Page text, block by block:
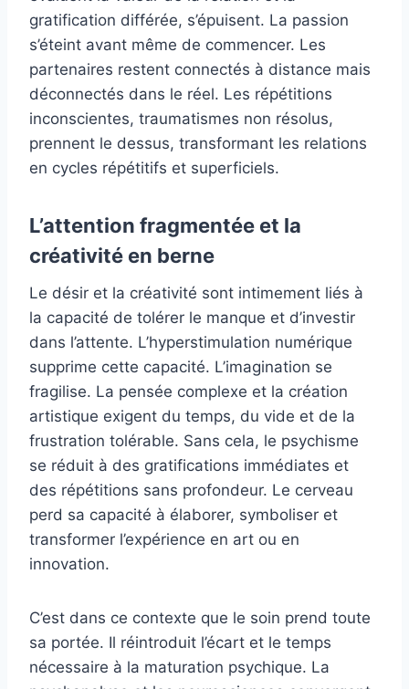
gratification différée, s’épuisent. La passion
s’éteint avant même de commencer. Les
partenaires restent connectés à distance mais
déconnectés dans le réel. Les répétitions
inconscientes, traumatismes non résolus,
prennent le dessus, transformant les relations
en cycles répétitifs et superficiels.
L’attention fragmentée et la
créativité en berne
Le désir et la créativité sont intimement liés à
la capacité de tolérer le manque et d’investir
dans l’attente. L’hyperstimulation numérique
supprime cette capacité. L’imagination se
fragilise. La pensée complexe et la création
artistique exigent du temps, du vide et de la
frustration tolérable. Sans cela, le psychisme
se réduit à des gratifications immédiates et
des répétitions sans profondeur. Le cerveau
perd sa capacité à élaborer, symboliser et
transformer l’expérience en art ou en
innovation.
C’est dans ce contexte que le soin prend toute
sa portée. Il réintroduit l’écart et le temps
nécessaire à la maturation psychique. La